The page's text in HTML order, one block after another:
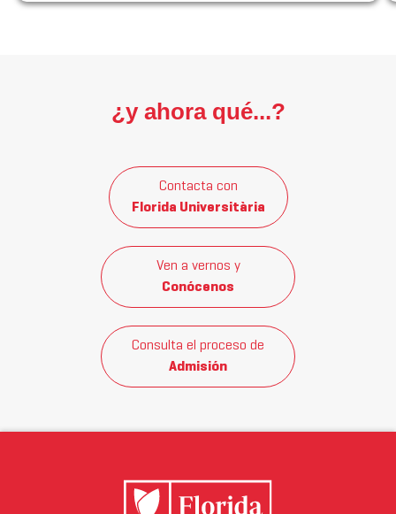
¿y ahora qué...?
Contacta con
Florida Universitària
Ven a vernos y
Conócenos
Consulta el proceso de
Admisión